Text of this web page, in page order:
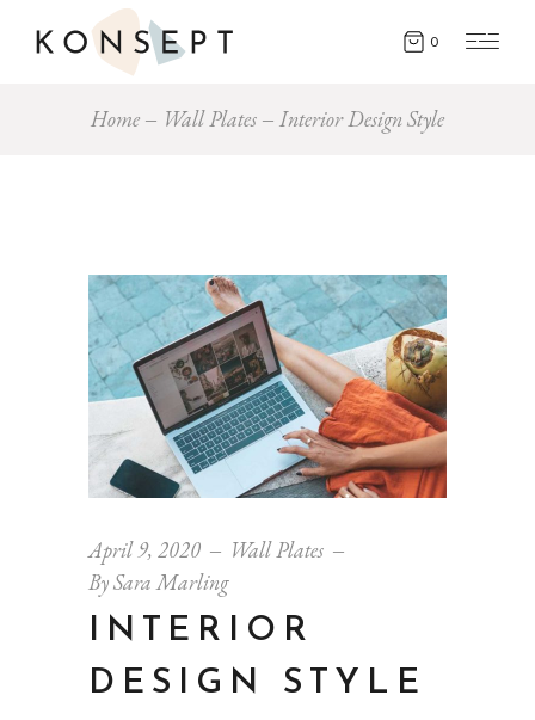
0
Home Wall Plates Interior Design Style
April 9, 2020
Wall Plates
BySara Marling
INTERIOR
DESIGN STYLE